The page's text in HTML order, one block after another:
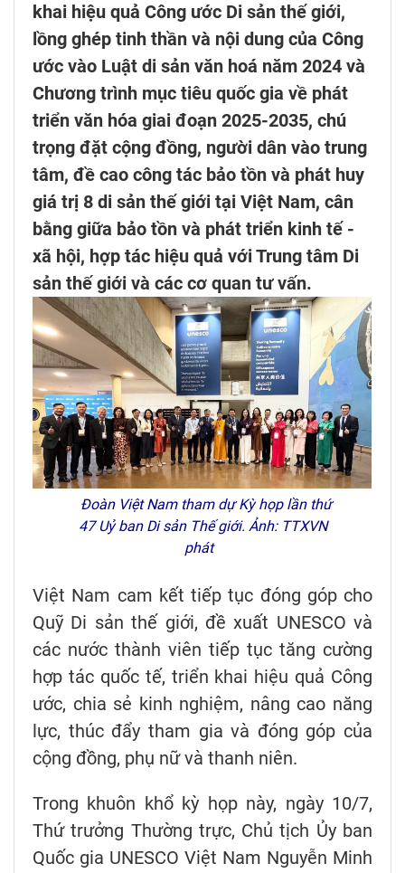
khai hiệu quả Công ước Di sản thế giới,
lồng ghép tinh thần và nội dung của Công
ước vào Luật di sản văn hoá năm 2024 và
Chương trình mục tiêu quốc gia về phát
triển văn hóa giai đoạn 2025-2035, chú
trọng đặt cộng đồng, người dân vào trung
tâm, đề cao công tác bảo tồn và phát huy
giá trị 8 di sản thế giới tại Việt Nam, cân
bằng giữa bảo tồn và phát triển kinh tế -
xã hội, hợp tác hiệu quả với Trung tâm Di
sản thế giới và các cơ quan tư vấn.
Đoàn Việt Nam tham dự Kỳ họp lần thứ
47 Uỷ ban Di sản Thế giới. Ảnh: TTXVN
phát
Việt Nam cam kết tiếp tục đóng góp cho
Quỹ Di sản thế giới, đề xuất UNESCO và
các nước thành viên tiếp tục tăng cường
hợp tác quốc tế, triển khai hiệu quả Công
ước, chia sẻ kinh nghiệm, nâng cao năng
lực, thúc đẩy tham gia và đóng góp của
cộng đồng, phụ nữ và thanh niên.
Trong khuôn khổ kỳ họp này, ngày 10/7,
Thứ trưởng Thường trực, Chủ tịch Ủy ban
Quốc gia UNESCO Việt Nam Nguyễn Minh